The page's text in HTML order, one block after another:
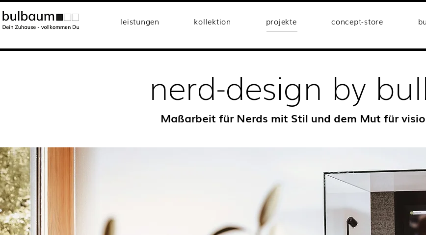
leistungen kollektion projekte concept-store
nerd-design by
Maßarbeit für Nerds mit Stil und dem Mut für